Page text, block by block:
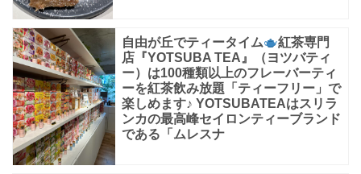
自由が丘でティータイム
紅茶専門
店『YOTSUBA TEA』（ヨツバティ
ー）は100種類以上のフレーバーティ
ーを紅茶飲み放題「ティーフリー」で
楽しめます♪ YOTSUBATEAはスリラ
ンカの最高峰セイロンティーブランド
である「ムレスナ